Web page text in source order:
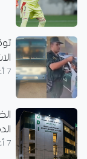
7 أغسطس 2026
7 أغسطس 2026